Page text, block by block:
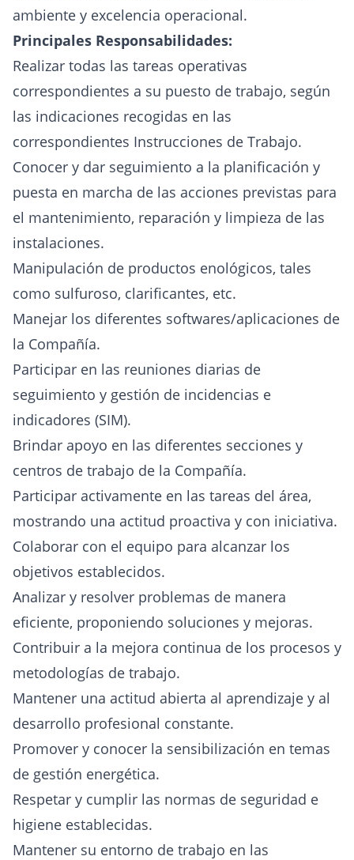
ambiente y excelencia operacional.
Principales Responsabilidades:
Realizar todas las tareas operativas
correspondientes a su puesto de trabajo, según
las indicaciones recogidas en las
correspondientes Instrucciones de Trabajo.
Conocer y dar seguimiento a la planificación y
puesta en marcha de las acciones previstas para
el mantenimiento, reparación y limpieza de las
instalaciones.
Manipulación de productos enológicos, tales
como sulfuroso, clarificantes, etc.
Manejar los diferentes softwares/aplicaciones de
la Compañía.
Participar en las reuniones diarias de
seguimiento y gestión de incidencias e
indicadores (SIM).
Brindar apoyo en las diferentes secciones y
centros de trabajo de la Compañía.
Participar activamente en las tareas del área,
mostrando una actitud proactiva y con iniciativa.
Colaborar con el equipo para alcanzar los
objetivos establecidos.
Analizar y resolver problemas de manera
eficiente, proponiendo soluciones y mejoras.
Contribuir a la mejora continua de los procesos y
metodologías de trabajo.
Mantener una actitud abierta al aprendizaje y al
desarrollo profesional constante.
Promover y conocer la sensibilización en temas
de gestión energética.
Respetar y cumplir las normas de seguridad e
higiene establecidas.
Mantener su entorno de trabajo en las